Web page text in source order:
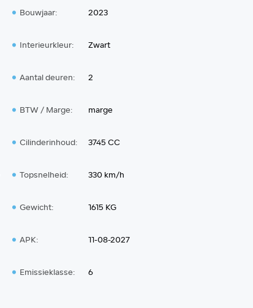
Bouwjaar: 2023
Interieurkleur: Zwart
Aantal deuren: 2
BTW / Marge: marge
Cilinderinhoud: 3745 CC
Topsnelheid: 330 km/h
Gewicht: 1615 KG
APK: 11-08-2027
Emissieklasse: 6